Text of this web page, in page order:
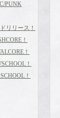
PUNK
リリース！
！
！
！
！